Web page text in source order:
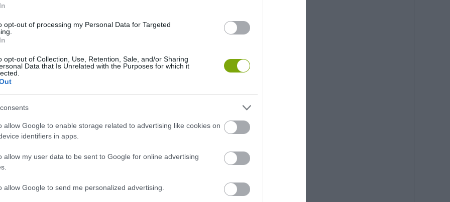
opt-out of processing my Personal Data for Targeted
opt-out of Collection, Use, Retention, Sale, and/or Sharing
Data that Is Unrelated with the Purposes for which it
allow Google to enable storage related to advertising like cookies on
identifiers in apps.
allow my user data to be sent to Google for online advertising
allow Google to send me personalized advertising.
antenna segítségével érzékeli azt, ami nem reagál a
válaszolnak a hangmezőben.
miként készítsen olyan mérnöki eszközt, amely a